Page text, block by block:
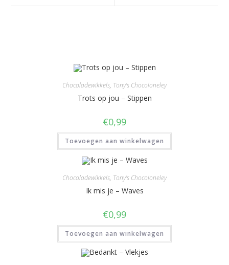
Chocoladewikkels, Tony's Chocoloneley
Trots op jou – Stippen
€0,99
Toevoegen aan winkelwagen
Chocoladewikkels, Tony's Chocoloneley
Ik mis je – Waves
€0,99
Toevoegen aan winkelwagen